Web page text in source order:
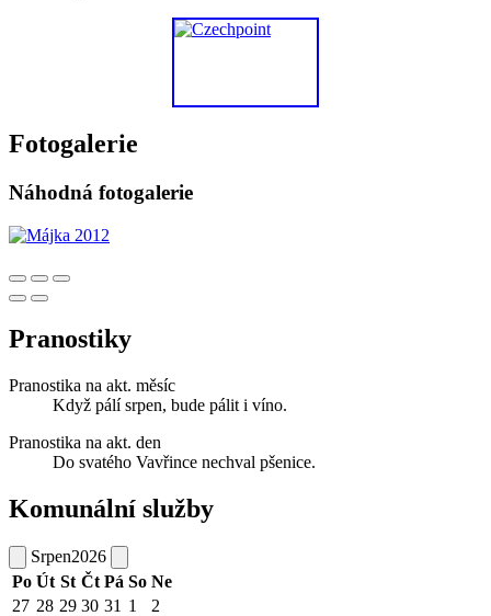
Fotogalerie
Náhodná fotogalerie
Pranostiky
Pranostika na akt. měsíc
Když pálí srpen, bude pálit i víno.
Pranostika na akt. den
Do svatého Vavřince nechval pšenice.
Komunální služby
Srpen2026
Po Út St Čt Pá So Ne
27 28 29 30 31 1
2